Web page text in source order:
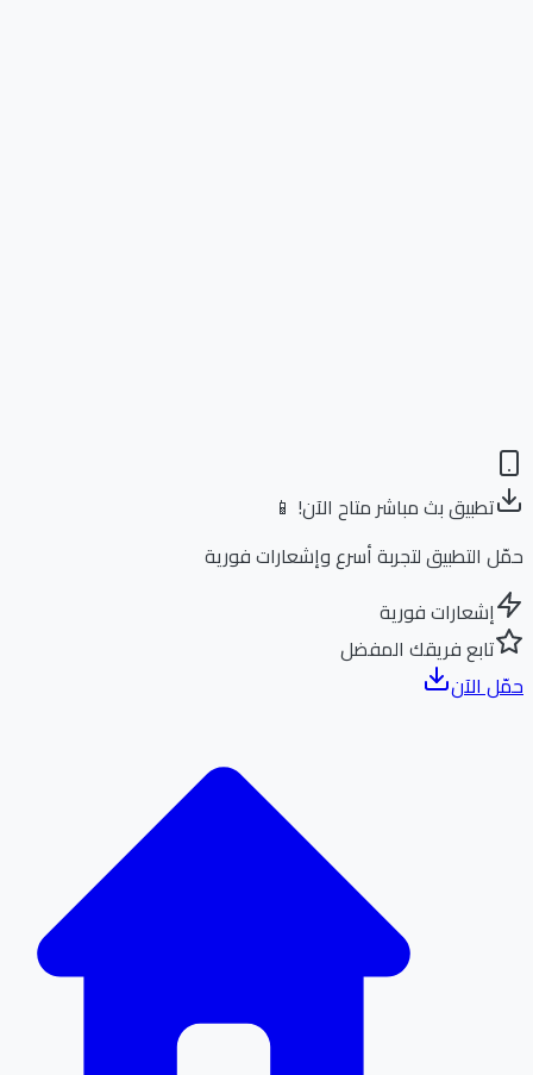
تطبيق بث مباشر متاح الآن! 📱
التطبيق لتجربة أسرع وإشعارات فورية
إشعارات فورية
تابع فريقك المفضل
الآن